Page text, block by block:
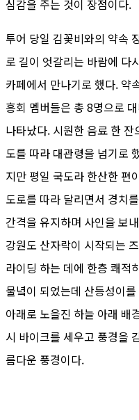
심감을 주는 것이 장점이다.
투어 당일 김꽃비와의 약속
로 길이 엇갈리는 바람에 다
카페에서 만나기로 했다. 약
흥회 멤버들은 총 8명으로
나타났다. 시원한 음료 한
도를 따라 대관령을 넘기로
지만 평일 국도라 한산한 편
도로를 따라 달리면서 경치
간격을 유지하며 사인을 보
강원도 산자락이 시작되는
라이딩 하는 데에 한층 쾌적
물녘이 되었는데 산등성이
아래로 노을진 하늘 아래 배
시 바이크를 세우고 풍경을
름다운 풍경이다.